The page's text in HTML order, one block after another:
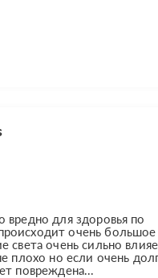
вредно для здоровья по
очень большое
света очень сильно
плохо но если очень
повреждена...